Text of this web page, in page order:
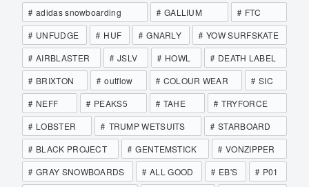
adidas snowboarding
GALLIUM
FTC
UNFUDGE
HUF GNARLY
YOW SURFSKATE
AIRBLASTER
JSLV HOWL
DEATH LABEL
BRIXTON
outflow COLOUR WEAR
SIC
NEFF
PEAKS5 TAHE
TRYFORCE
LOBSTER
TRUMP WETSUITS
STARBOARD
BLACK PROJECT
GENTEMSTICK
VONZIPPER
GRAY SNOWBOARDS
ALL GOOD EB'S
P01